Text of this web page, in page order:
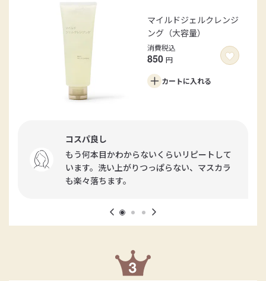
マイルドジェルクレンジ
ング（大容量）
消費税込
850 円
カートに入れる
コスパ良し
もう何本目かわからないくらいリピートして
います。洗い上がりつっぱらない、マスカラ
も楽々落ちます。